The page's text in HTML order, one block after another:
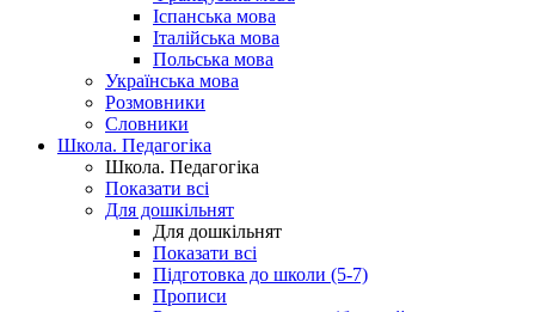
Іспанська мова
Італійська мова
Польська мова
Українська мова
Розмовники
Словники
Школа. Педагогіка
Школа. Педагогіка
Показати всі
Для дошкільнят
Для дошкільнят
Показати всі
Підготовка до школи (5-7)
Прописи